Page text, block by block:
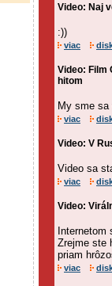
Video: Naj
:))
viac
Video: Film
hitom
My sme sa
viac
Video: V
Video sa
viac
Video:
Zrejme ste
priam
viac